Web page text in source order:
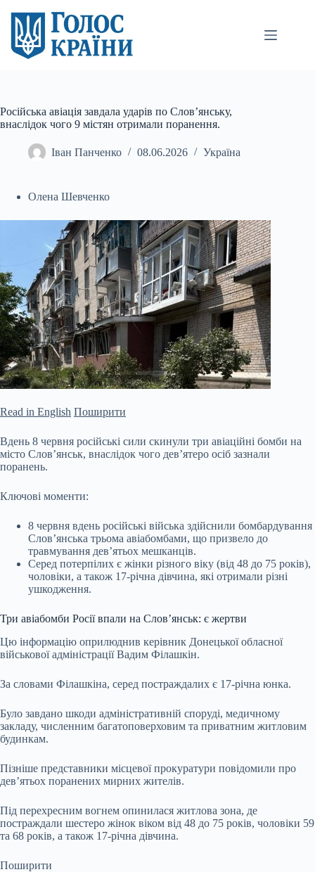
вмісту
Російська авіація завдала ударів по Слов’янську,
внаслідок чого 9 містян отримали поранення.
Іван Панченко 08.06.2026 Україна
Олена Шевченко
Read in English Поширити
Вдень 8 червня російські сили скинули три авіаційні бомби на
місто Слов’янськ, внаслідок чого дев’ятеро осіб зазнали
поранень.
Ключові моменти:
8 червня вдень російські війська здійснили бомбардування
Слов’янська трьома авіабомбами, що призвело до
травмування дев’ятьох мешканців.
Серед потерпілих є жінки різного віку (від 48 до 75 років),
чоловіки, а також 17-річна дівчина, які отримали різні
ушкодження.
Три авіабомби Росії впали на Слов’янськ: є жертви
Цю інформацію оприлюднив керівник Донецької обласної
військової адміністрації Вадим Філашкін.
За словами Філашкіна, серед постраждалих є 17-річна юнка.
Було завдано шкоди адміністративній споруді, медичному
закладу, численним багатоповерховим та приватним житловим
будинкам.
Пізніше представники місцевої прокуратури повідомили про
дев’ятьох поранених мирних жителів.
Під перехресним вогнем опинилася житлова зона, де
постраждали шестеро жінок віком від 48 до 75 років, чоловіки 59
та 68 років, а також 17-річна дівчина.
Поширити